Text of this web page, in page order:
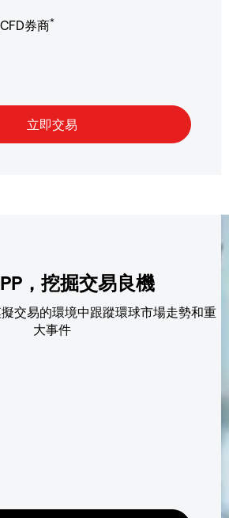
券商*
，挖掘交易良機
交易的環境中跟蹤環球市場走勢和重
大事件